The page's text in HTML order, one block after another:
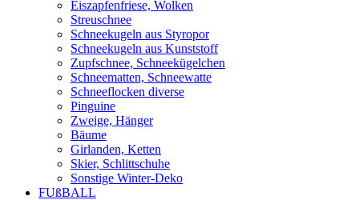
Eiszapfenfriese, Wolken
Streuschnee
Schneekugeln aus Styropor
Schneekugeln aus Kunststoff
Zupfschnee, Schneekügelchen
Schneematten, Schneewatte
Schneeflocken diverse
Pinguine
Zweige, Hänger
Bäume
Girlanden, Ketten
Skier, Schlittschuhe
Sonstige Winter-Deko
FUßBALL